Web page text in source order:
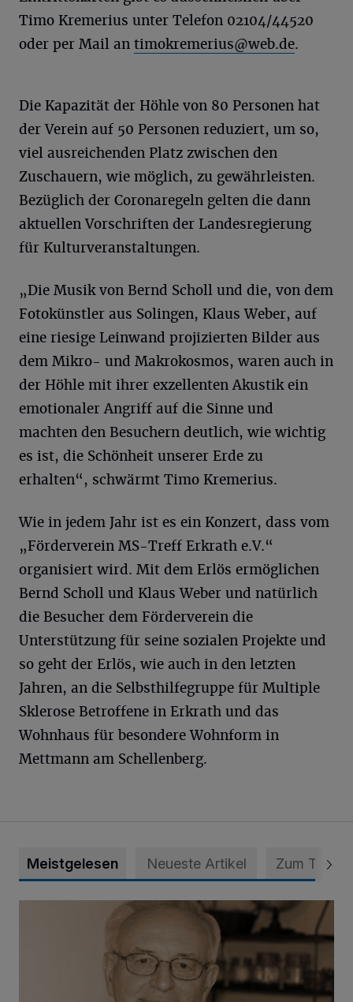
Timo Kremerius unter Telefon 02104/44520
oder per Mail an timokremerius@web.de.
Die Kapazität der Höhle von 80 Personen hat
der Verein auf 50 Personen reduziert, um so,
viel ausreichenden Platz zwischen den
Zuschauern, wie möglich, zu gewährleisten.
Bezüglich der Coronaregeln gelten die dann
aktuellen Vorschriften der Landesregierung
für Kulturveranstaltungen.
„Die Musik von Bernd Scholl und die, von dem
Fotokünstler aus Solingen, Klaus Weber, auf
eine riesige Leinwand projizierten Bilder aus
dem Mikro- und Makrokosmos, waren auch in
der Höhle mit ihrer exzellenten Akustik ein
emotionaler Angriff auf die Sinne und
machten den Besuchern deutlich, wie wichtig
es ist, die Schönheit unserer Erde zu
erhalten“, schwärmt Timo Kremerius.
Wie in jedem Jahr ist es ein Konzert, dass vom
„Förderverein MS-Treff Erkrath e.V.“
organisiert wird. Mit dem Erlös ermöglichen
Bernd Scholl und Klaus Weber und natürlich
die Besucher dem Förderverein die
Unterstützung für seine sozialen Projekte und
so geht der Erlös, wie auch in den letzten
Jahren, an die Selbsthilfegruppe für Multiple
Sklerose Betroffene in Erkrath und das
Wohnhaus für besondere Wohnform in
Mettmann am Schellenberg.
Meistgelesen Neueste Artikel Zum Thema
SPD trauert um Klaus Hänsch